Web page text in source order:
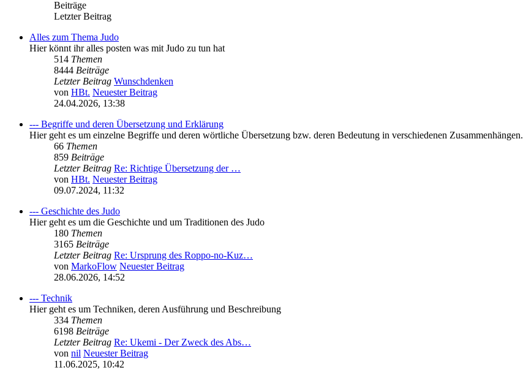
Beiträge
Letzter Beitrag
Alles zum Thema Judo
Hier könnt ihr alles posten was mit Judo zu tun hat
514 Themen
8444 Beiträge
Letzter Beitrag Wunschdenken
von HBt. Neuester Beitrag
24.04.2026, 13:38
--- Begriffe und deren Übersetzung und Erklärung
Hier geht es um einzelne Begriffe und deren wörtliche Übersetzung bzw. deren Bedeutung in verschiedenen Zusammenhängen.
66 Themen
859 Beiträge
Letzter Beitrag Re: Richtige Übersetzung der …
von HBt. Neuester Beitrag
09.07.2024, 11:32
--- Geschichte des Judo
Hier geht es um die Geschichte und um Traditionen des Judo
180 Themen
3165 Beiträge
Letzter Beitrag Re: Ursprung des Roppo-no-Kuz…
von MarkoFlow Neuester Beitrag
28.06.2026, 14:52
--- Technik
Hier geht es um Techniken, deren Ausführung und Beschreibung
334 Themen
6198 Beiträge
Letzter Beitrag Re: Ukemi - Der Zweck des Abs…
von nil Neuester Beitrag
11.06.2025, 10:42